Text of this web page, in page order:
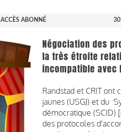
ACCÈS ABONNÉ
Négociation des
la très étroite
incompatible avec
Randstad et CRIT
jaunes (USGJ) et du
démocratique (SCID)
des protocoles